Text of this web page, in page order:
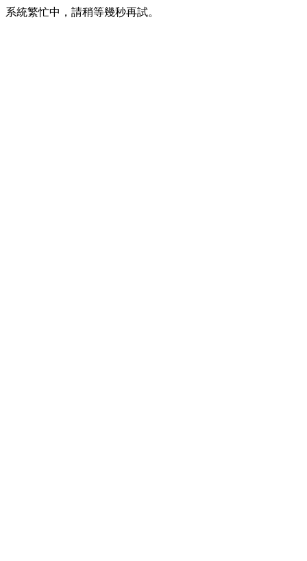
系統繁忙中，請稍等幾秒再試。